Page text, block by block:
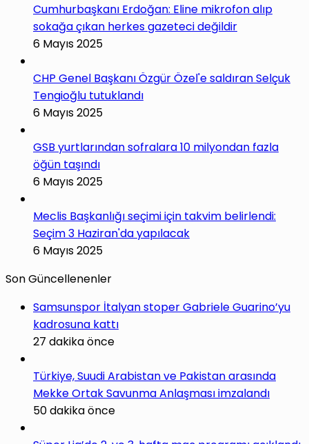
Cumhurbaşkanı Erdoğan: Eline mikrofon alıp
sokağa çıkan herkes gazeteci değildir
6 Mayıs 2025
CHP Genel Başkanı Özgür Özel'e saldıran Selçuk
Tengioğlu tutuklandı
6 Mayıs 2025
GSB yurtlarından sofralara 10 milyondan fazla
öğün taşındı
6 Mayıs 2025
Meclis Başkanlığı seçimi için takvim belirlendi:
Seçim 3 Haziran'da yapılacak
6 Mayıs 2025
Son Güncellenenler
Samsunspor İtalyan stoper Gabriele Guarino’yu
kadrosuna kattı
27 dakika önce
Türkiye, Suudi Arabistan ve Pakistan arasında
Mekke Ortak Savunma Anlaşması imzalandı
50 dakika önce